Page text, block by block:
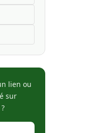
lien ou
sur